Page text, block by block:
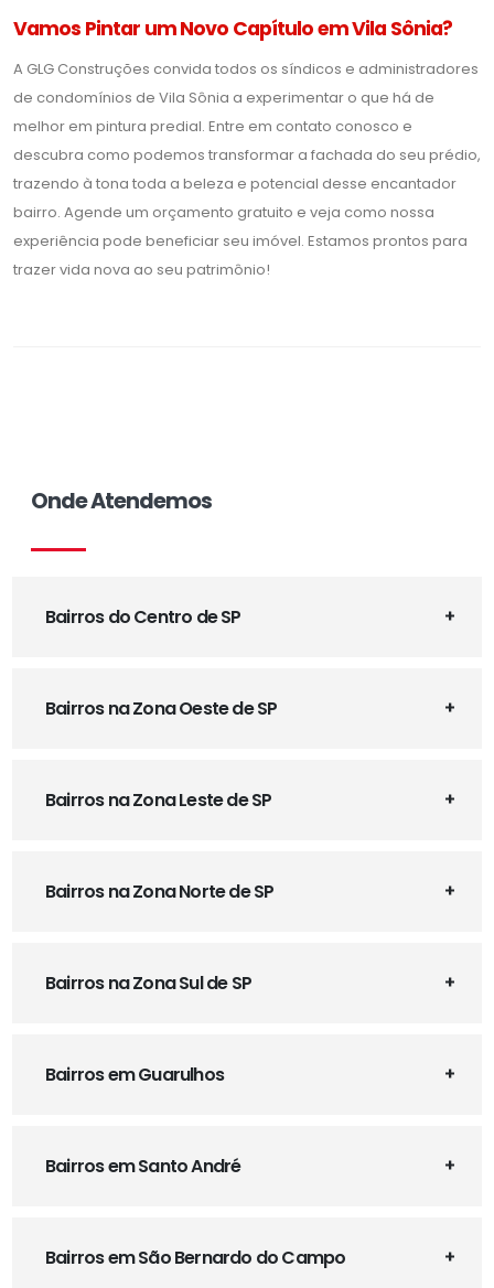
Vamos Pintar um Novo Capítulo em Vila Sônia?
A GLG Construções convida todos os síndicos e administradores
de condomínios de Vila Sônia a experimentar o que há de
melhor em pintura predial. Entre em contato conosco e
descubra como podemos transformar a fachada do seu prédio,
trazendo à tona toda a beleza e potencial desse encantador
bairro. Agende um orçamento gratuito e veja como nossa
experiência pode beneficiar seu imóvel. Estamos prontos para
trazer vida nova ao seu patrimônio!
Onde Atendemos
Bairros do Centro de SP
Bairros na Zona Oeste de SP
Bairros na Zona Leste de SP
Bairros na Zona Norte de SP
Bairros na Zona Sul de SP
Bairros em Guarulhos
Bairros em Santo André
Bairros em São Bernardo do Campo